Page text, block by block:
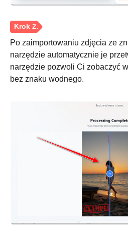
Krok 2.
Po zaimportowaniu zdjęcia ze
narzędzie automatycznie je
narzędzie pozwoli Ci zobaczyć
bez znaku wodnego.